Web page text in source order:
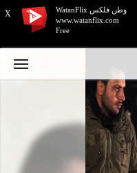
X
وطن فلكس WatanFlix
www.watanflix.com
Free